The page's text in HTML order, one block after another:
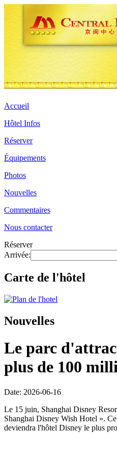
Accueil
Hôtel Infos
Réserver
Équipements
Photos
Nouvelles
Commentaires
Nous contacter
Réserver
Arrivée:
Carte de l'hôtel
Nouvelles
Le parc
plus de 100
Date: 2026-06-16
Le 15 juin, Shanghai Disney
Shanghai Disney Wish Hotel ».
deviendra l'hôtel Disney le plus